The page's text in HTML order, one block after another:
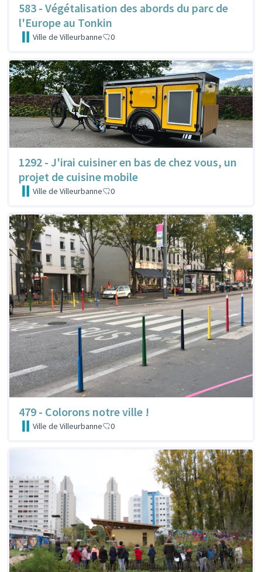
583 - Végétalisation des abords du parc de
l'Europe au Tonkin
Ville de Villeurbanne 0
1292 - J'irai cuisiner en bas de chez vous, un
projet de cuisine mobile
Ville de Villeurbanne 0
479 - Colorons notre ville !
Ville de Villeurbanne 0